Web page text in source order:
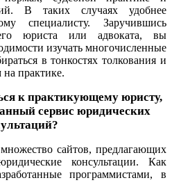
В таких случаях удобнее
специалисту. Заручившись
юриста или адвоката, вы
изучать многочисленные
в тонкостях толкования и
практике.
к практикующему юристу,
сервис юридических
сайтов, предлагающих
консультации. Как
программистами, в